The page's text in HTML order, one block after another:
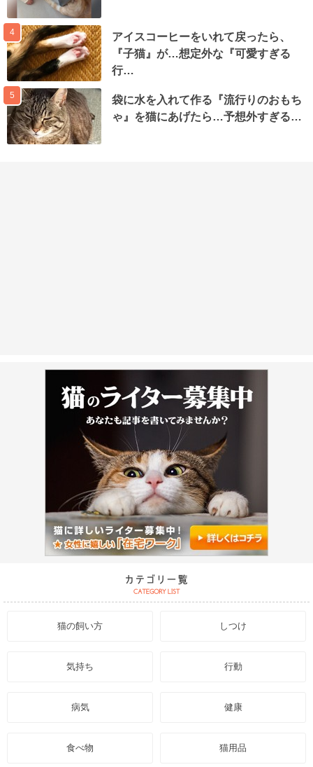
4
アイスコーヒーをいれて戻ったら、
『子猫』が…想定外な『可愛すぎる
行…
5
袋に水を入れて作る『流行りのおもち
ゃ』を猫にあげたら…予想外すぎる…
猫の飼い方 しつけ
気持ち 行動
病気 健康
食べ物 猫用品